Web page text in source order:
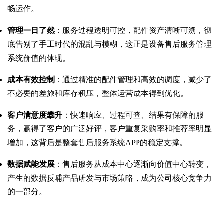
畅运作。
管理一目了然：服务过程透明可控，配件资产清晰可溯，彻
底告别了手工时代的混乱与模糊，这正是设备售后服务管理
系统价值的体现。
成本有效控制 ：通过精准的配件管理和高效的调度，减少了
不必要的差旅和库存积压，整体运营成本得到优化。
客户满意度攀升 ：快速响应、过程可查、结果有保障的服
务，赢得了客户的广泛好评，客户重复采购率和推荐率明显
增加，这背后是整套售后服务系统APP的稳定支撑。
数据赋能发展 ：售后服务从成本中心逐渐向价值中心转变，
产生的数据反哺产品研发与市场策略，成为公司核心竞争力
的一部分。